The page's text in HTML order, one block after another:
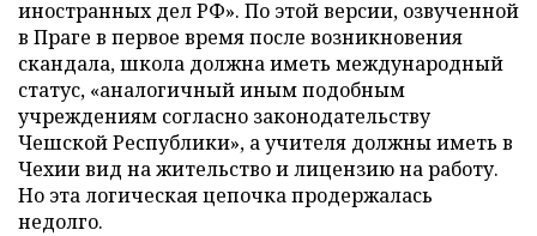
иностранных дел РФ». По этой версии, озвученной
в Праге в первое время после возникновения
скандала, школа должна иметь международный
статус, «аналогичный иным подобным
учреждениям согласно законодательству
Чешской Республики», а учителя должны иметь в
Чехии вид на жительство и лицензию на работу.
Но эта логическая цепочка продержалась
недолго.